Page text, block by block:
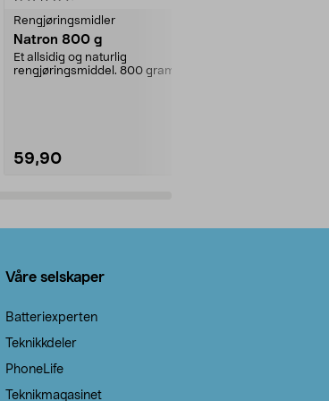
Rengjøringsmidler
Natron 800 g
Et allsidig og naturlig
rengjøringsmiddel. 800 gram
59,90
Våre selskaper
Batteriexperten
Teknikkdeler
PhoneLife
Teknikmagasinet